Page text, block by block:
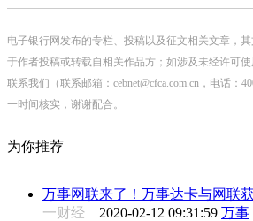
电子银行网发布的专栏、投稿以及征文相关文章，
于作者投稿或转载自相关作品方；如涉及未经许可
联系我们（联系邮箱：cebnet@cfca.com.cn，电话：
一时间核实，谢谢配合。
为你推荐
万事网联来了！万事达卡与网联
一财经 2020-02-12 09:31:59 万事